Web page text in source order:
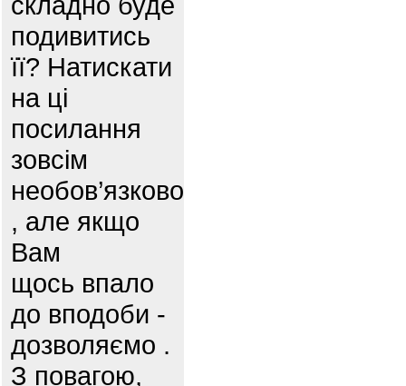
подивитись
її? Натискати
на ці
посилання
зовсім
необов’язково
, але якщо
Вам
щось впало
до вподоби -
дозволяємо .
З повагою,